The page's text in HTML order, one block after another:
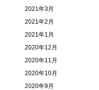
2021年3月
2021年2月
2021年1月
2020年12月
2020年11月
2020年10月
2020年9月